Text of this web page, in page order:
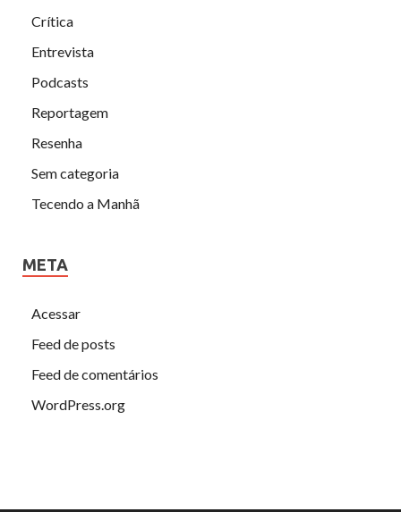
Crítica
Entrevista
Podcasts
Reportagem
Resenha
Sem categoria
Tecendo a Manhã
META
Acessar
Feed de posts
Feed de comentários
WordPress.org